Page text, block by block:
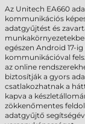
Az Unitech EA660
kommunikációs
adatgyűjtést és
egészen Android 17-
kommunikációval
az online
biztosítják a gyors
csatlakozhatnak a
kapva a
zökkenőmentes
adatgyűjtő